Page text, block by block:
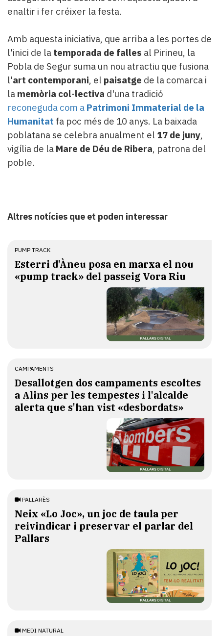
enaltir i fer créixer la festa.
Amb aquesta iniciativa, que arriba a les portes de
l'inici de la temporada de falles al Pirineu, la
Pobla de Segur suma un nou atractiu que fusiona
l'art contemporani, el paisatge de la comarca i
la memòria col·lectiva d'una tradició
reconeguda com a Patrimoni Immaterial de la
Humanitat fa poc més de 10 anys. La baixada
poblatana se celebra anualment el 17 de juny,
vigília de la Mare de Déu de Ribera, patrona del
poble.
Altres notícies que et poden interessar
PUMP TRACK
Esterri d'Àneu posa en marxa el nou
«pump track» del passeig Vora Riu
CAMPAMENTS
​Desallotgen dos campaments escoltes
a Alins per les tempestes i l'alcalde
alerta que s'han vist «desbordats»
PALLARÈS
​Neix «Lo Joc», un joc de taula per
reivindicar i preservar el parlar del
Pallars
MEDI NATURAL